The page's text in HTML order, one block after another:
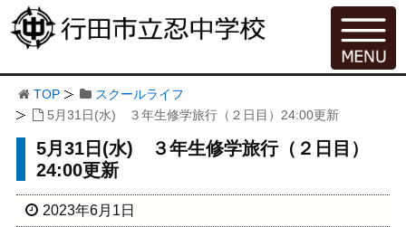
TOP
スクールライフ
5月31日(水) ３年生修学旅行（２日目）24:00更新
5月31日(水) ３年生修学旅行（２日目）
24:00更新
2023年6月1日